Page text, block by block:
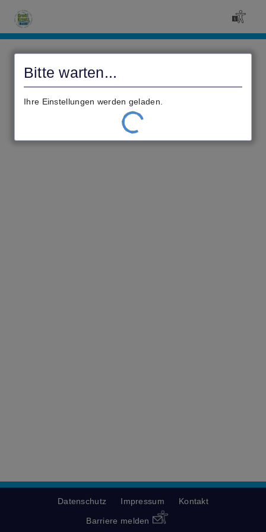
Bitte warten...
Ihre Einstellungen werden geladen.
Datenschutz Impressum Kontakt
Barriere melden